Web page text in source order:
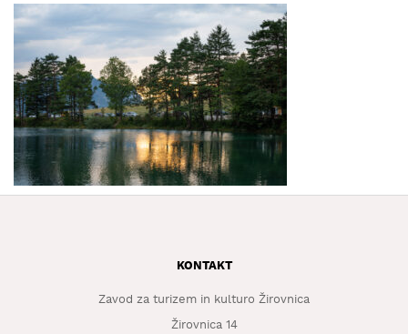
INFORMACIJE
ZA
OBISKOVALCE
KAJ
DOŽIVETI
KAJ
OKUSITI
KONTAKT
Zavod za turizem in kulturo Žirovnica
Žirovnica 14